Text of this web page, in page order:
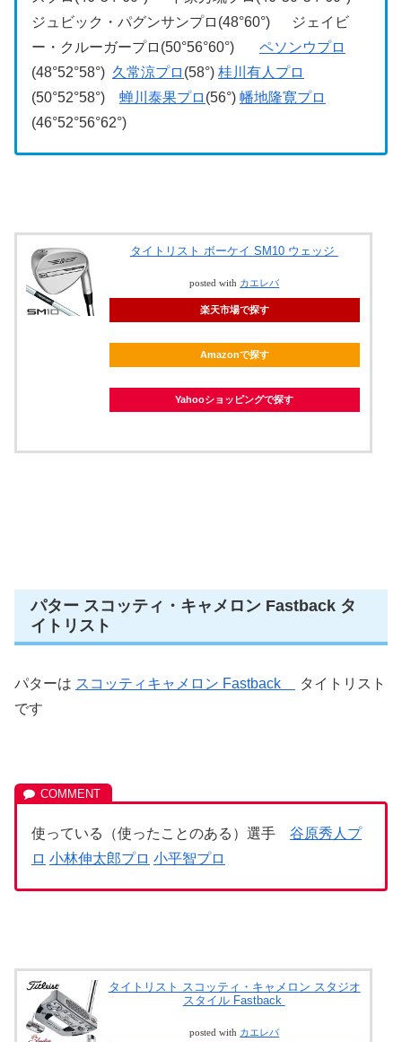
ジュビック・パグンサンプロ(48°60°) ジェイビ
ー・クルーガープロ(50°56°60°) ペソンウプロ
(48°52°58°) 久常涼プロ (58°) 桂川有人プロ
(50°52°58°) 蝉川泰果プロ (56°) 幡地隆寛プロ
(46°52°56°62°)
タイトリスト ボーケイ SM10 ウェッジ
posted with カエレバ
楽天市場で探す
Amazonで探す
Yahooショッピングで探す
パター スコッティ・キャメロン Fastback タ
イトリスト
パターは スコッティキャメロン Fastback
タイトリスト
です
使っている（使ったことのある）選手 谷原秀人プ
ロ 小林伸太郎プロ 小平智プロ
タイトリスト スコッティ・キャメロン スタジオ
スタイル Fastback
posted with カエレバ